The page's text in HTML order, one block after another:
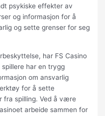
psykiske effekter av
og informasjon for å
og sette grenser for seg
har FS Casino
har en trygg
om ansvarlig
for å sette
fra spilling. Ved å være
arbeide sammen for